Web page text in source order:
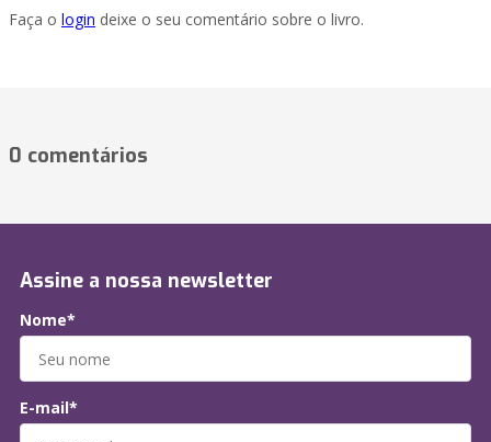
Faça o login deixe o seu comentário sobre o livro.
0 comentários
Assine a nossa newsletter
Nome*
E-mail*